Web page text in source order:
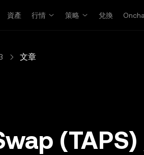
資產
行情 策略 兌換
文章